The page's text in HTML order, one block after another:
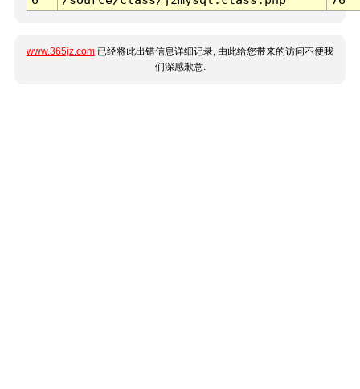
www.365jz.com 已经将此出错信息详细记录, 由此给您带来的访问不便我
们深感歉意.